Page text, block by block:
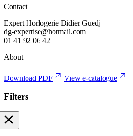
Contact
Expert Horlogerie Didier Guedj
dg-expertise@hotmail.com
01 41 92 06 42
About
Download PDF View e-catalogue
Filters